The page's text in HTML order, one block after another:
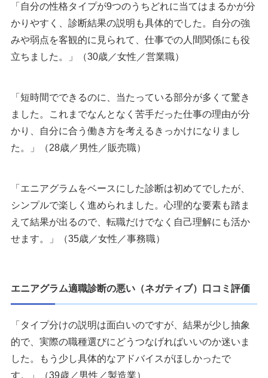
「自分の性格タイプが9つのうちどれに当てはまるかが分
かりやすく、診断結果の説明も具体的でした。自分の強
みや弱点を客観的に見られて、仕事での人間関係にも役
立ちました。」（30歳／女性／営業職）
「短時間でできるのに、当たっている部分が多くて驚き
ました。これまでなんとなく苦手だった仕事の理由が分
かり、自分に合う働き方を考えるきっかけになりまし
た。」（28歳／男性／販売職）
「エニアグラムをベースにした診断は初めてでしたが、
シンプルで楽しく進められました。心理的な要素も踏ま
えて結果が出るので、転職だけでなく自己理解にも活か
せます。」（35歳／女性／事務職）
エニアグラム適職診断の悪い（ネガティブ）口コミ評価
「タイプ分けの説明は面白いのですが、結果が少し抽象
的で、実際の職種選びにどうつなげればいいのか迷いま
した。もう少し具体的なアドバイスがほしかったで
す。」（39歳／男性／製造業）